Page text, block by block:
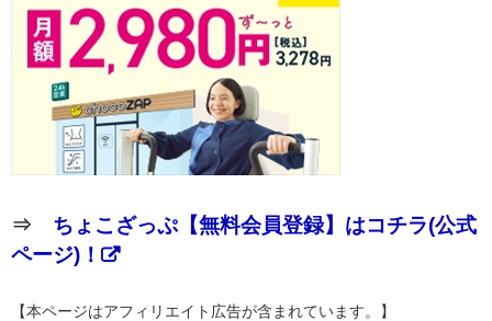
⇒ ちょこざっぷ【無料会員登録】はコチラ(公式
ページ)！
【本ページはアフィリエイト広告が含まれています。】